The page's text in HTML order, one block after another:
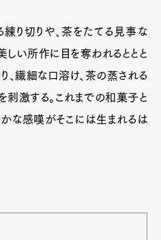
り切りや、茶をたてる見事な
しい所作に目を奪われるととと
、繊細な口溶け、茶の蒸される
刺激する。これまでの和菓子と
な感嘆がそこには生まれるは